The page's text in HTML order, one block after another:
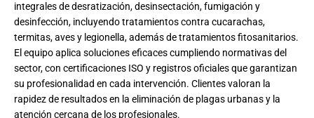
integrales de desratización, desinsectación, fumigación y
desinfección, incluyendo tratamientos contra cucarachas,
termitas, aves y legionella, además de tratamientos fitosanitarios.
El equipo aplica soluciones eficaces cumpliendo normativas del
sector, con certificaciones ISO y registros oficiales que garantizan
su profesionalidad en cada intervención. Clientes valoran la
rapidez de resultados en la eliminación de plagas urbanas y la
atención cercana de los profesionales.